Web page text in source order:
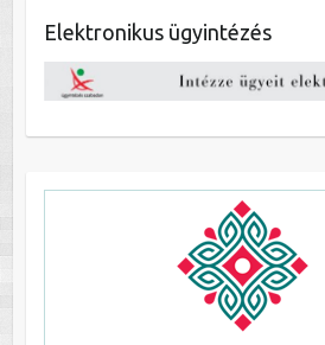
Elektronikus ügyintézés